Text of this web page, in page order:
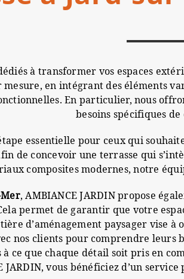
dédiés à transformer vos espaces
en intégrant des éléments
En particulier, nous
besoins spécifiques
essentielle pour ceux qui
de concevoir une terrasse qui
composites modernes, notre
, AMBIANCE JARDIN propose
permet de garantir que votre
d’aménagement paysager
nos clients pour comprendre leurs
que chaque détail soit pris en
JARDIN, vous bénéficiez d’un